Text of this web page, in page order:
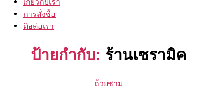
การสั่งชื้อ
ติอต่อเรา
ป้ายกำกับ: ร้านเซรามิค
Categories
ถ้วยชาม